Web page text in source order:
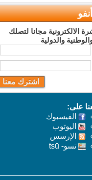
الالكترونية مجانا لتصلك
والدولية
على:
الفيسبوك
اليوتوب
اﻹرسس
تسو- tsū